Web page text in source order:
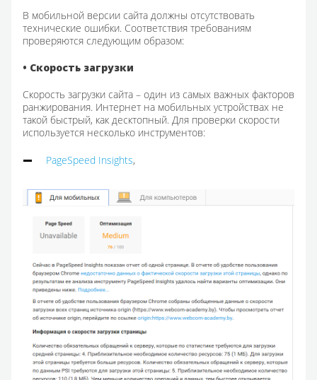
В мобильной версии сайта должны отсутствовать
технические ошибки. Соответствия требованиям
проверяются следующим образом:
• Скорость загрузки
Скорость загрузки сайта – один из самых важных факторов
ранжирования. Интернет на мобильных устройствах не
такой быстрый, как десктопный. Для проверки скорости
используется несколько инструментов:
PageSpeed Insights,